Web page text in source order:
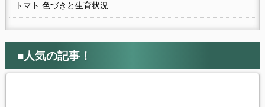
トマト 色づきと生育状況
■人気の記事！